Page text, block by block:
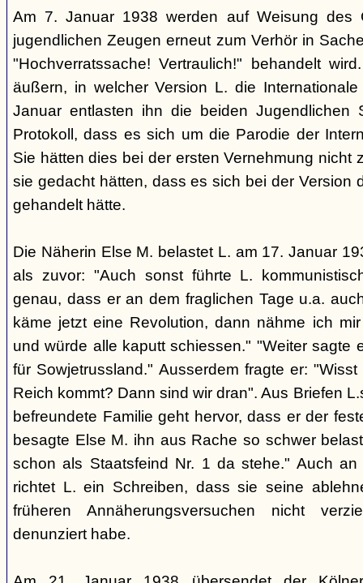
Am 7. Januar 1938 werden auf Weisung des
jugendlichen Zeugen erneut zum Verhör in
"Hochverratssache! Vertraulich!" behandelt
äußern, in welcher Version L. die
Januar entlasten ihn die beiden
Protokoll, dass es sich um die Parodie der
Sie hätten dies bei der ersten Vernehmung nicht
sie gedacht hätten, dass es sich bei der Version
gehandelt hätte.
Die Näherin Else M. belastet L. am 17. Januar
als zuvor: "Auch sonst führte L.
genau, dass er an dem fraglichen Tage u.a.
käme jetzt eine Revolution, dann nähme ich
und würde alle kaputt schiessen." "Weiter sagte
für Sowjetrussland." Ausserdem fragte er:
Reich kommt? Dann sind wir dran". Aus Briefen
befreundete Familie geht hervor, dass er der
besagte Else M. ihn aus Rache so schwer
schon als Staatsfeind Nr. 1 da stehe." Auch an
richtet L. ein Schreiben, dass sie seine
früheren Annäherungsversuchen nicht
denunziert habe.